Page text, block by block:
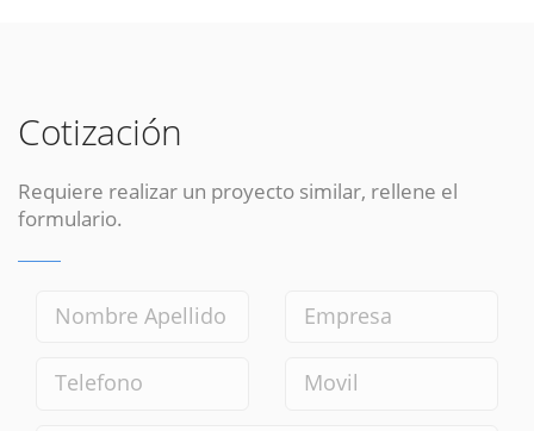
Cotización
Requiere realizar un proyecto similar, rellene el
formulario.